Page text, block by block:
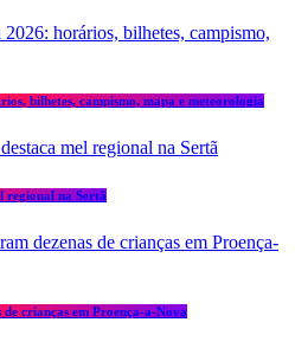
bilhetes, campismo, mapa e meteorologia
regional na Sertã
crianças em Proença-a-Nova